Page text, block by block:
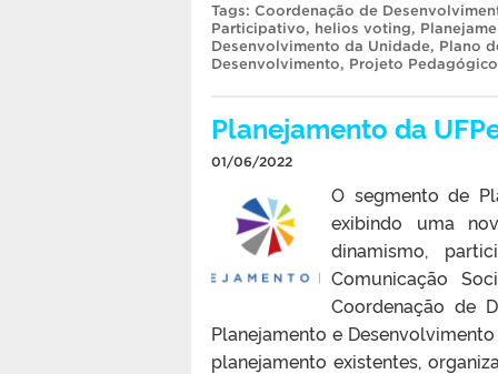
Tags: Coordenação de
Participativo, helios voting,
Desenvolvimento da Unidade, Plano
Desenvolvimento, Projeto
Planejamento da
01/06/2022
O segmento de
exibindo uma
dinamismo,
Comunicação
Coordenação de
Planejamento e
planejamento existentes,